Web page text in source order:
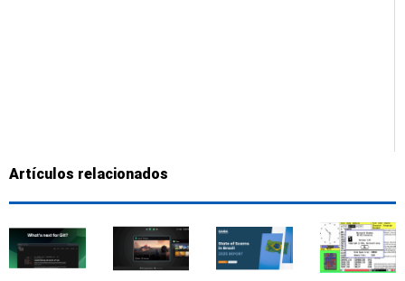
Artículos relacionados